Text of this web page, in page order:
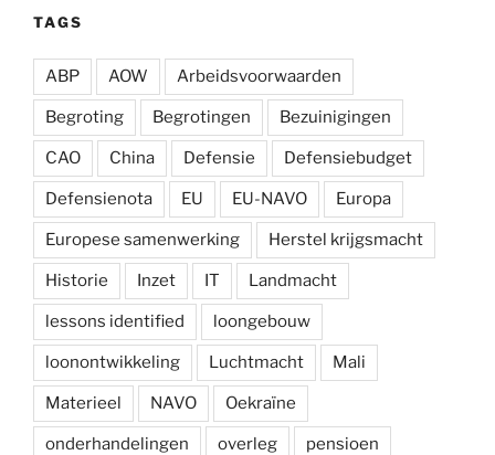
TAGS
ABP AOW Arbeidsvoorwaarden
Begroting Begrotingen Bezuinigingen
CAO China Defensie Defensiebudget
Defensienota EU EU-NAVO Europa
Europese samenwerking Herstel krijgsmacht
Historie Inzet IT Landmacht
lessons identified loongebouw
loonontwikkeling Luchtmacht Mali
Materieel NAVO Oekraïne
onderhandelingen overleg pensioen